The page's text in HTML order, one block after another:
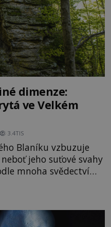
dimenze:
ve Velkém
3.4TIS
Blaníku vzbuzuje
jeho suťové svahy
mnoha svědectví
selhává lidské
které propojují